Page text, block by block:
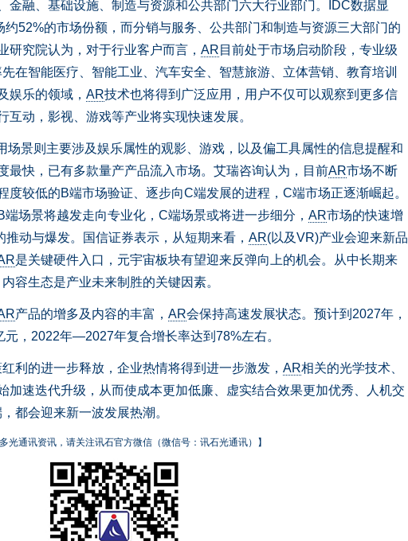
金融、基础设施、制造与资源和公共部门六大行业部门。IDC数据显
约52%的市场份额，而分销与服务、公共部门和制造与资源三大部门的
研究院认为，对于行业客户而言， AR 目前处于市场启动阶段，专业级
在智能医疗、智能工业、汽车安全、智慧旅游、立体营销、教育培训
娱乐的领域， AR技术也将得到广泛应用，用户不仅可以观察到更多信
互动，影视、游戏等产业将实现快速发展。
场景则主要涉及娱乐属性的观影、游戏，以及偏工具属性的信息提醒和
最快，已有多款量产产品流入市场。艾瑞咨询认为，目前AR市场不断
度较低的B端市场验证、逐步向C端发展的进程，C端市场正逐渐崛起。
场景将越发走向专业化，C端场景或将进一步细分， AR市场的快速增
动与爆发。国信证券表示，从短期来看， AR(以及VR)产业会迎来新品
是关键硬件入口，元宇宙板块有望迎来反弹向上的机会。从中长期来
容生态是产业未来制胜的关键因素。
产品的增多及内容的丰富， AR会保持高速发展状态。预计到2027年，
元，2022年—2027年复合增长率达到78%左右。
利的进一步释放，企业热情将得到进一步激发， AR相关的光学技术、
加速迭代升级，从而使成本更加低廉、虚实结合效果更加优秀、人机交
都会迎来新一波发展热潮。
多光通讯资讯，请关注讯石官方微信（微信号：讯石光通讯）】